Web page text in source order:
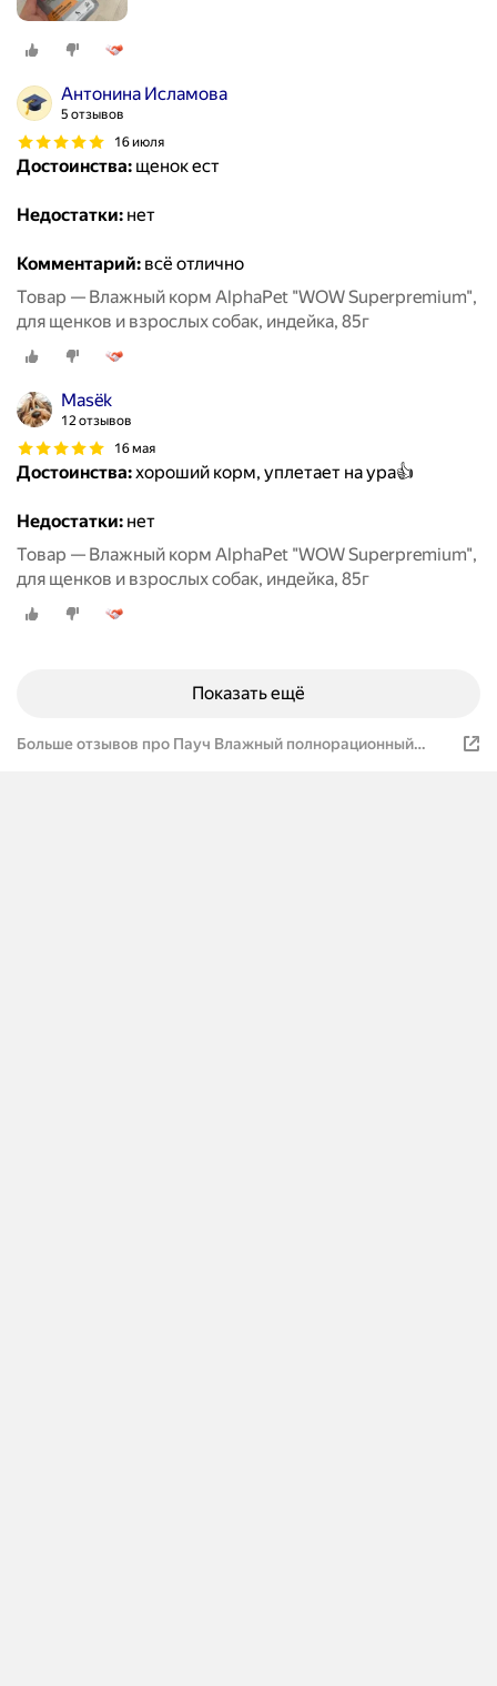
Антонина Исламова
5 отзывов
16 июля
Достоинства: щенок ест
Недостатки: нет
Комментарий: всё отлично
Товар — Влажный корм AlphaPet "WOW Superpremium",
для щенков и взрослых собак, индейка, 85г
Masëk
12 отзывов
16 мая
Достоинства:хороший корм, уплетает на ура👍
Недостатки: нет
Товар — Влажный корм AlphaPet "WOW Superpremium",
для щенков и взрослых собак, индейка, 85г
Показать ещё
Больше отзывов про Пауч Влажный полнорационный